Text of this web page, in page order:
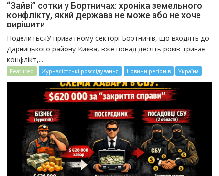
“Зайві” сотки у Бортничах: хроніка земельного
конфлікту, який держава не може або не хоче
вирішити
ПоделитьсяУ приватному секторі Бортничів, що входять до
Дарницького району Києва, вже понад десять років триває
конфлікт,...
Featured Журналістські розслідування Новини регіонів Україна